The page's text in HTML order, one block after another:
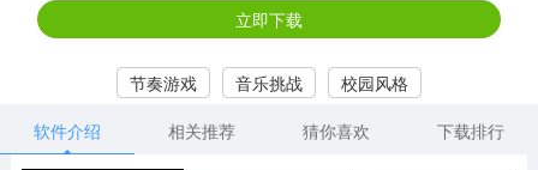
1072款应用
418款应用
568款应用
音乐舞蹈
立即下载
节奏游戏 音乐挑战
校园风格
软件介绍
相关推荐 猜你喜欢 下载排行